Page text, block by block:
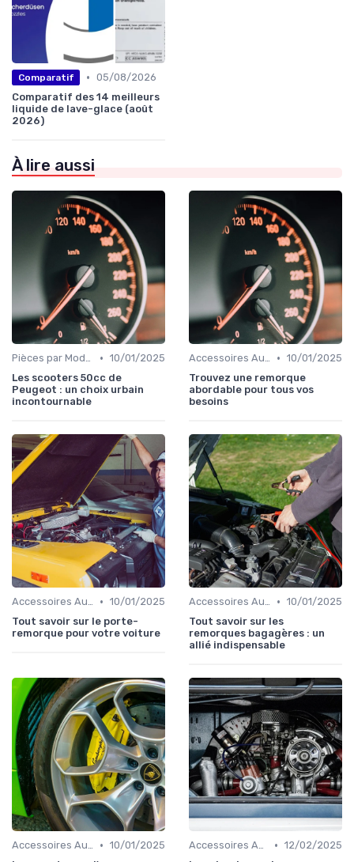
Comparatif • 05/08/2026
Comparatif des 14 meilleurs
liquide de lave-glace (août
2026)
À lire aussi
Pièces par Modèle de Voiture • 10/01/2025
Les scooters 50cc de
Peugeot : un choix urbain
incontournable
Accessoires Auto • 10/01/2025
Trouvez une remorque
abordable pour tous vos
besoins
Accessoires Auto • 10/01/2025
Tout savoir sur le porte-
remorque pour votre voiture
Accessoires Auto • 10/01/2025
Tout savoir sur les
remorques bagagères : un
allié indispensable
Accessoires Auto • 10/01/2025
Accessoires Auto • 12/02/2025